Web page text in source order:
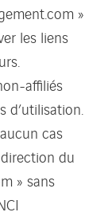
»
les liens
affiliés
cas
du
» sans